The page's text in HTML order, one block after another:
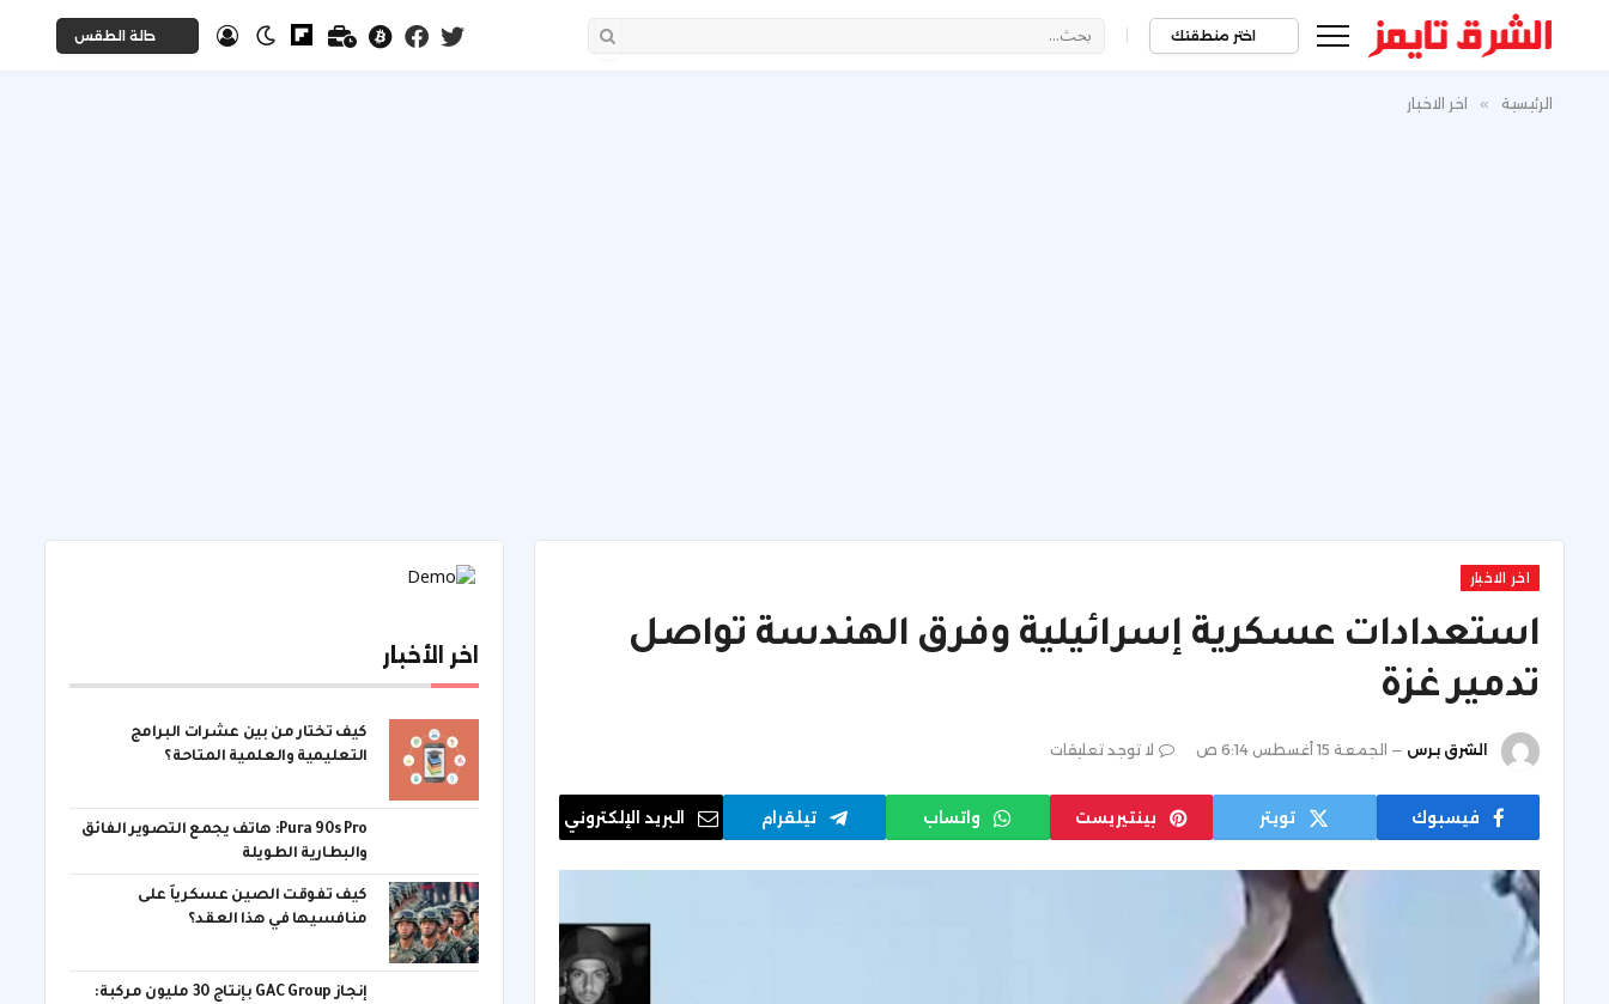
اختر منطقتك | حالة الطقس
الرئيسية » اخر الاخبار
اخر الاخبار
استعدادات عسكرية إسرائيلية وفرق الهندسة تواصل
تدمير غزة
الشرق برس الجمعة 15 أغسطس 6:14 ص لا توجد تعليقات
فيسبوك تويتر بينتيريست واتساب تيلقرام البريد الإلكتروني
اخر الأخبار
كيف تختار من بين عشرات البرامج
التعليمية والعلمية المتاحة؟
Pura 90s Pro: هاتف يجمع التصوير الفائق
والبطارية الطويلة
كيف تفوقت الصين عسكرياً على
منافسيها في هذا العقد؟
إنجاز GAC Group بإنتاج 30 مليون مركبة: